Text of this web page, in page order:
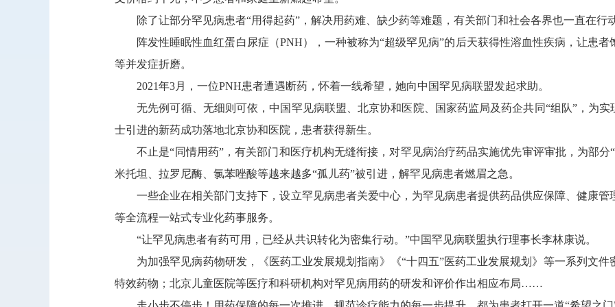
除了让部分罕见病患者“用得起药”，解决用药难、缺少药等难题，有关部门和社会各界也一直在行
阵发性睡眠性血红蛋白尿症（PNH），一种被称为“超级罕见病”的后天获得性溶血性疾病，让患者
等并发症折磨。
2021年3月，一位PNH患者遭遇断药，怀着一线希望，她向中国罕见病联盟发起求助。
无先例可循、无细则可依，中国罕见病联盟、北京协和医院、国家药监局及药企共同“组队”，为实
士引进的新药成功落地北京协和医院，患者获得新生。
不止是“同情用药”，有关部门和医疗机构无缝衔接，对罕见病治疗药品实施优先审评审批，为部分
米托坦、拉罗尼酶、氯苯唑酸等越来越多“孤儿药”被引进，解罕见病患者燃眉之急。
一些企业在相关部门支持下，设立罕见病患者关爱中心，为罕见病患者提供药品供应保障、健康管
等全流程一站式专业化药事服务。
“让罕见病患者有药可用，已经从共识转化为密集行动。”中国罕见病联盟执行理事长李林康说。
为加强罕见病药物研发，《医药工业发展规划指南》《“十四五”医药工业发展规划》等一系列文件
特效药物；北京儿童医院等医疗和科研机构对罕见病用药的研发和评价作出相应布局……